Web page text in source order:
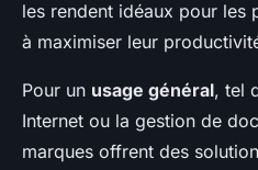
les rendent idéaux pour les
à maximiser leur
Pour un usage général, tel
Internet ou la gestion de
marques offrent des